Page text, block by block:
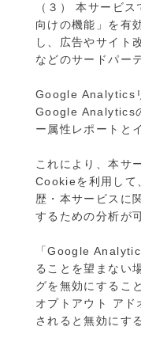
（３） 本サービ
向けの機能」を有
し、広告やサイ
などのサードパー
Google Analytics
Google Analytics
ー属性レポートと
これにより、本サ
Cookieを利用して
歴・本サービスに
するための分析が
「Google
ることを望まない
グを無効にするこ
オプトアウト アド
されると無効にす